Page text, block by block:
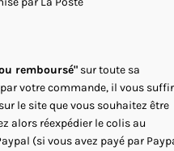
remboursé" sur toute sa
votre commande, il vous
le site que vous souhaitez être
alors réexpédier le colis au
(si vous avez payé par